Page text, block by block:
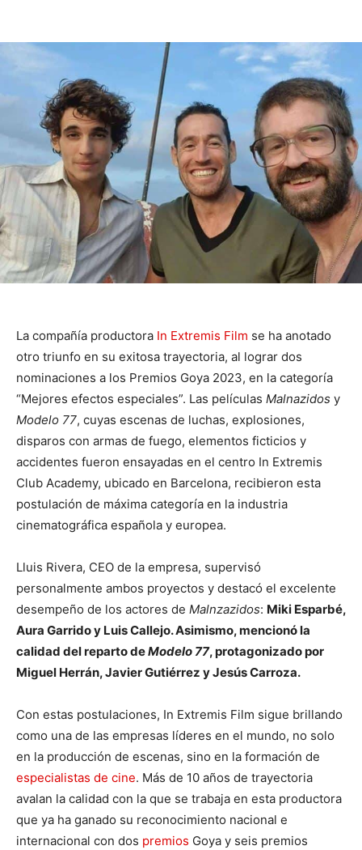
La compañía productora In Extremis Film se ha anotado
otro triunfo en su exitosa trayectoria, al lograr dos
nominaciones a los Premios Goya 2023, en la categoría
“Mejores efectos especiales”. Las películas Malnazidos y
Modelo 77, cuyas escenas de luchas, explosiones,
disparos con armas de fuego, elementos ficticios y
accidentes fueron ensayadas en el centro In Extremis
Club Academy, ubicado en Barcelona, recibieron esta
postulación de máxima categoría en la industria
cinematográfica española y europea.
Lluis Rivera, CEO de la empresa, supervisó
personalmente ambos proyectos y destacó el excelente
desempeño de los actores de Malnzazidos: Miki Esparbé,
Aura Garrido y Luis Callejo. Asimismo, mencionó la
calidad del reparto deModelo 77, protagonizado por
Miguel Herrán, Javier Gutiérrez y Jesús Carroza.
Con estas postulaciones, In Extremis Film sigue brillando
como una de las empresas líderes en el mundo, no solo
en la producción de escenas, sino en la formación de
especialistas de cine. Más de 10 años de trayectoria
avalan la calidad con la que se trabaja en esta productora
que ya ha ganado su reconocimiento nacional e
internacional con dos premios Goya y seis premios